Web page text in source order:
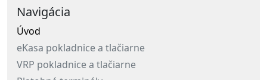
Navigácia
Úvod
eKasa pokladnice a tlačiarne
VRP pokladnice a tlačiarne